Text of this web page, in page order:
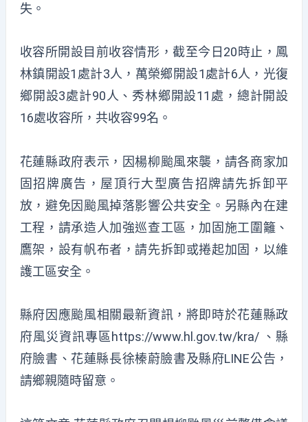
失。
收容所開設目前收容情形，截至今日20時止，鳳
林鎮開設1處計3人，萬榮鄉開設1處計6人，光復
鄉開設3處計90人、秀林鄉開設11處，總計開設
16處收容所，共收容99名。
花蓮縣政府表示，因楊柳颱風來襲，請各商家加
固招牌廣告，屋頂行大型廣告招牌請先拆卸平
放，避免因颱風掉落影響公共安全。另縣內在建
工程，請承造人加強巡查工區，加固施工圍籬、
鷹架，設有帆布者，請先拆卸或捲起加固，以維
護工區安全。
縣府因應颱風相關最新資訊，將即時於花蓮縣政
府風災資訊專區https://www.hl.gov.tw/kra/ 、縣
府臉書、花蓮縣長徐榛蔚臉書及縣府LINE公告，
請鄉親隨時留意。